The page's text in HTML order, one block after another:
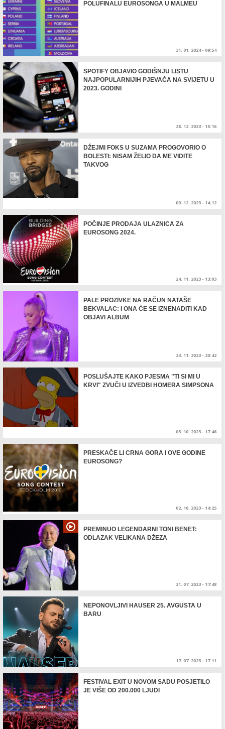
POLUFINALU EUROSONGA U MALMEU
31. 01. 2024 - 09:54
SPOTIFY OBJAVIO GODIŠNJU LISTU
NAJPOPULARNIJIH PJEVAČA NA SVIJETU U
2023. GODINI
28. 12. 2023 - 15:16
DŽEJMI FOKS U SUZAMA PROGOVORIO O
BOLESTI: NISAM ŽELIO DA ME VIDITE
TAKVOG
09. 12. 2023 - 14:12
POČINJE PRODAJA ULAZNICA ZA
EUROSONG 2024.
24. 11. 2023 - 13:03
PALE PROZIVKE NA RAČUN NATAŠE
BEKVALAC: I ONA ĆE SE IZNENADITI KAD
OBJAVI ALBUM
23. 11. 2023 - 20:42
POSLUŠAJTE KAKO PJESMA "TI SI MI U
KRVI" ZVUČI U IZVEDBI HOMERA SIMPSONA
05. 10. 2023 - 17:46
PRESKAČE LI CRNA GORA I OVE GODINE
EUROSONG?
02. 10. 2023 - 14:25
PREMINUO LEGENDARNI TONI BENET:
ODLAZAK VELIKANA DŽEZA
21. 07. 2023 - 17:48
NEPONOVLJIVI HAUSER 25. AVGUSTA U
BARU
17. 07. 2023 - 17:11
FESTIVAL EXIT U NOVOM SADU POSJETILO
JE VIŠE OD 200.000 LJUDI